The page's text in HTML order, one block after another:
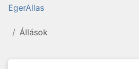
EgerAllas
Állások